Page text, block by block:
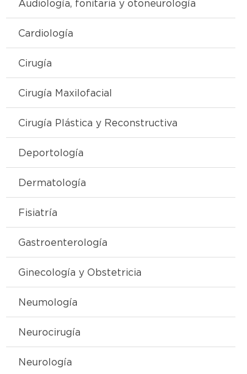
Audiología, fonitaria y otoneurología
Cardiología
Cirugía
Cirugía Maxilofacial
Cirugía Plástica y Reconstructiva
Deportología
Dermatología
Fisiatría
Gastroenterología
Ginecología y Obstetricia
Neumología
Neurocirugía
Neurología